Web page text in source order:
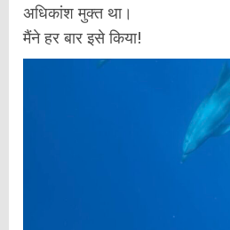
अधिकांश मुक्त था।
मैंने हर बार इसे किया!